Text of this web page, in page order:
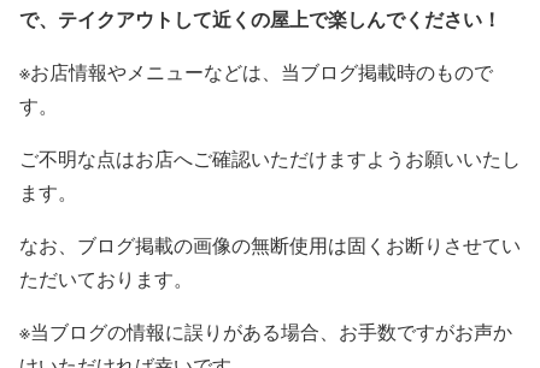
で、テイクアウトして近くの屋上で楽しんでください！
※お店情報やメニューなどは、当ブログ掲載時のもので
す。
ご不明な点はお店へご確認いただけますようお願いいたし
ます。
なお、ブログ掲載の画像の無断使用は固くお断りさせてい
ただいております。
※当ブログの情報に誤りがある場合、お手数ですがお声か